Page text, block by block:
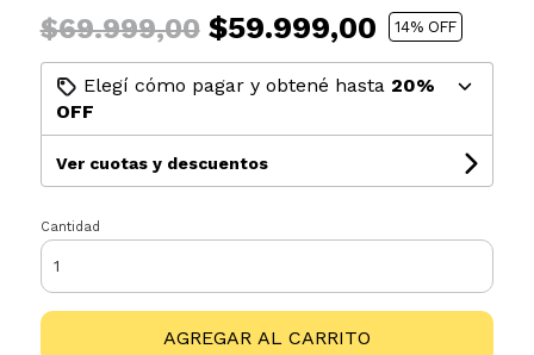
$69.999,00$59.999,00 14% OFF
Elegí cómo pagar y obtené hasta 20%
OFF
Ver cuotas y descuentos
Cantidad
AGREGAR AL CARRITO